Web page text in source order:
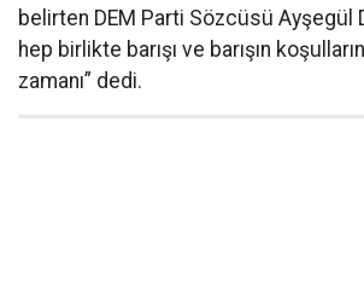
belirten DEM Parti Sözcüsü Ayşegül
hep birlikte barışı ve barışın
zamanı” dedi.